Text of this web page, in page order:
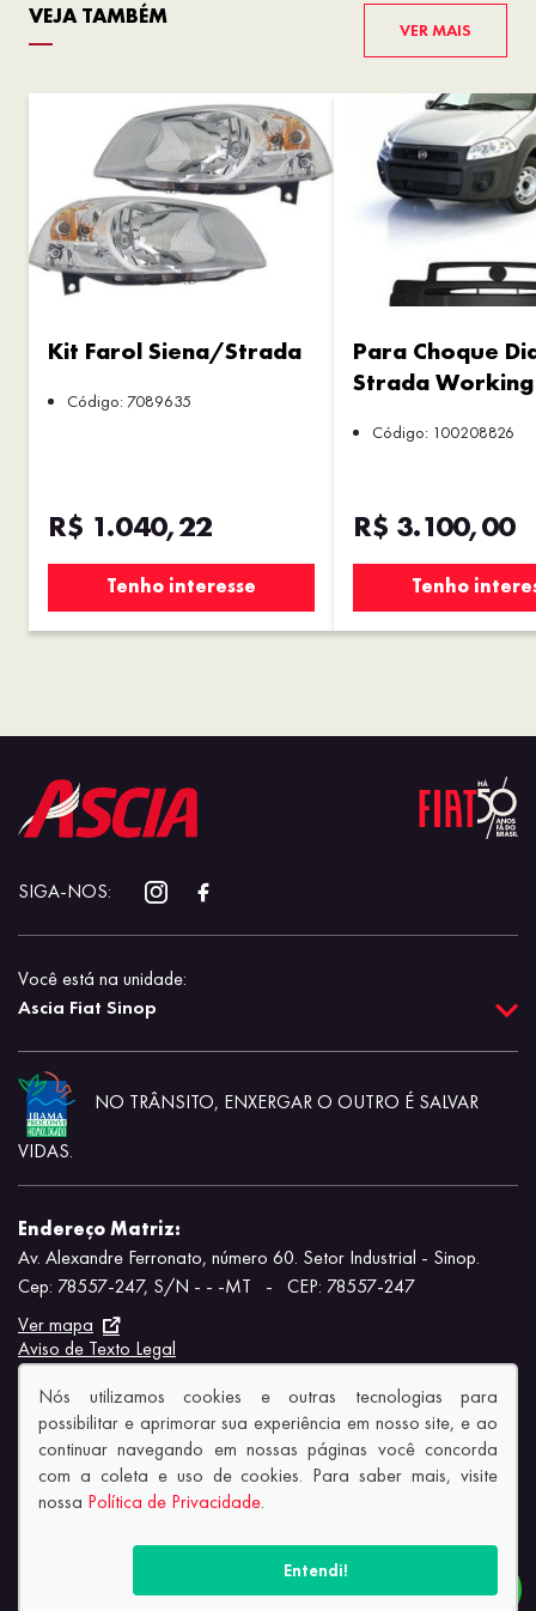
VEJA TAMBÉM
VER MAIS
Kit Farol Siena/Strada
Código: 7089635
R$ 1.040,22
Tenho interesse
Para Choque
Strada Working
Código: 100208826
R$ 3.100,00
Tenho
SIGA-NOS:
Você está na unidade:
Ascia Fiat Sinop
NO TRÂNSITO, ENXERGAR O OUTRO É SALVAR
VIDAS.
Endereço Matriz:
Av. Alexandre Ferronato, número 60. Setor Industrial - Sinop.
Cep: 78557-247, S/N - - -MT
-
CEP: 78557-247
Ver mapa
Aviso de Texto Legal
© Copyright 2026
Informe de igualdade salarial
Nós utilizamos cookies e outras tecnologias para
possibilitar e aprimorar sua experiência em nosso site, e ao
continuar navegando em nossas páginas você concorda
com a coleta e uso de cookies. Para saber mais, visite
nossa Política de Privacidade.
Entendi!